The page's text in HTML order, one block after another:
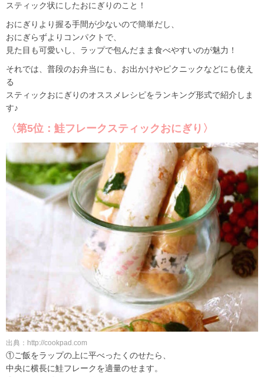
スティック状にしたおにぎりのこと！
おにぎりより握る手間が少ないので簡単だし、
おにぎらずよりコンパクトで、
見た目も可愛いし、ラップで包んだまま食べやすいのが魅力！
それでは、普段のお弁当にも、お出かけやピクニックなどにも使え
る
スティックおにぎりのオススメレシピをランキング形式で紹介しま
す♪
〈第5位：鮭フレークスティックおにぎり〉
出典：http://cookpad.com
①ご飯をラップの上に平べったくのせたら、
中央に横長に鮭フレークを適量のせます。